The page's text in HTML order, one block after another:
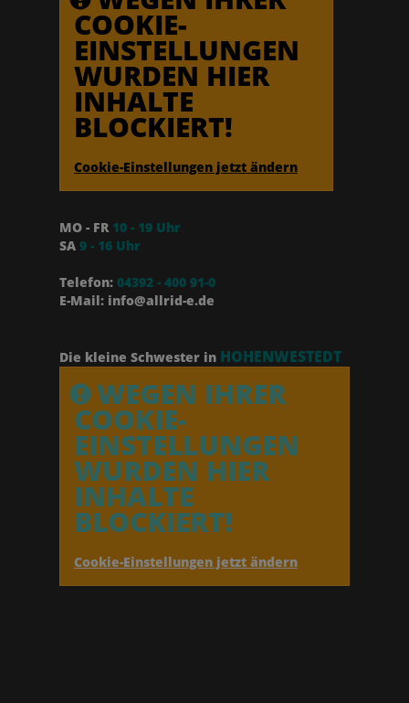
COOKIE-
EINSTELLUNGEN
WURDEN HIER
INHALTE
BLOCKIERT!
Cookie-Einstellungen jetzt ändern
MO - FR 10 - 19 Uhr
SA 9 - 16 Uhr
Telefon: 04392 - 400 91-0
E-Mail: info@allrid-e.de
Die kleine Schwester in HOHENWESTEDT
WEGEN IHRER
COOKIE-
EINSTELLUNGEN
WURDEN HIER
INHALTE
BLOCKIERT!
Cookie-Einstellungen jetzt ändern